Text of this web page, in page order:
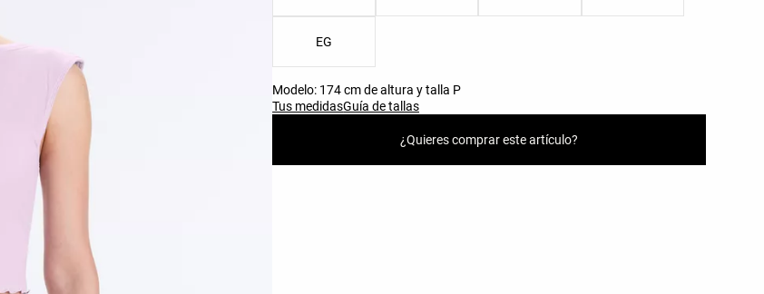
EG
Modelo: 174 cm de altura y talla P
Tus medidasGuía de tallas
¿Quieres comprar este artículo?